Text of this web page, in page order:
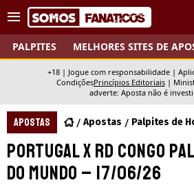
PALPITES MELHORES SITES DE
+18 | Jogue com responsabilidade |
CondiçõesPrincípios Editoriais|
adverte: Aposta não é
APOSTAS Apostas Palpites de
Portugal x RD Congo
do Mundo – 17/06/26